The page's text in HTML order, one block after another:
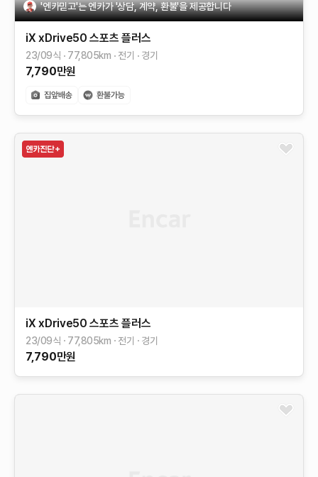
'엔카믿고'는 엔카가 '상담, 계약, 환불'을 제공합니다
iX xDrive50 스포츠 플러스
23/09식 77,805km 전기 경기
7,790만원
iX xDrive50 스포츠 플러스
23/09식 77,805km 전기 경기
7,790만원